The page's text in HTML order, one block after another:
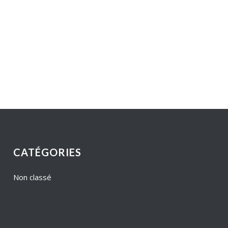
CATÉGORIES
Non classé